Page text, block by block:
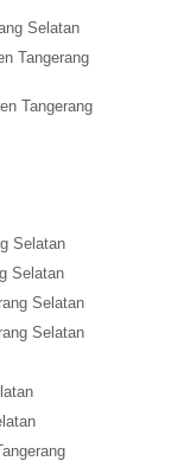
Selatan
Tangerang
Tangerang
Selatan
Selatan
Selatan
Selatan